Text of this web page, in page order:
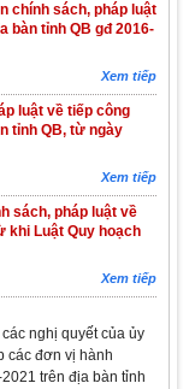
chính sách, pháp luật
bàn tỉnh QB gđ 2016-
Xem tiếp
luật về tiếp công
tỉnh QB, từ ngày
Xem tiếp
sách, pháp luật về
khi Luật Quy hoạch
Xem tiếp
nghị quyết của ủy
các đơn vị hành
trên địa bàn tỉnh